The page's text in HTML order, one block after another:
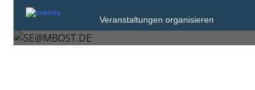
Veranstaltungen organisieren